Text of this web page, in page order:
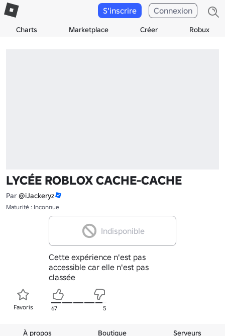
Charts Marketplace Créer Robux
S'inscrire Connexion
LYCÉE ROBLOX CACHE-CACHE
Par @iJackeryz
Maturité : Inconnue
Indisponible
Cette expérience n'est pas
accessible car elle n'est pas
classée
Favoris 67 5
À propos Boutique Serveurs